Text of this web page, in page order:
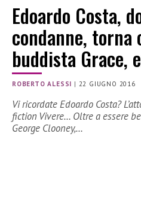
Edoardo Costa,
condanne,
buddista Grace,
ROBERTO ALESSI | 22 GIUGNO 2016
Vi ricordate Edoardo Costa?
fiction Vivere… Oltre a essere
George Clooney,…